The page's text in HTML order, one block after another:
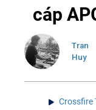
cáp
Tran
Huy
Crossfire